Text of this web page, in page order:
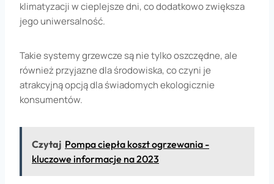
klimatyzacji w cieplejsze dni, co dodatkowo zwiększa
jego uniwersalność.
Takie systemy grzewcze są nie tylko oszczędne, ale
również przyjazne dla środowiska, co czyni je
atrakcyjną opcją dla świadomych ekologicznie
konsumentów.
Czytaj Pompa ciepła koszt ogrzewania -
kluczowe informacje na 2023